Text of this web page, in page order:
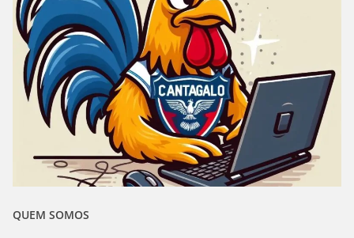
QUEM SOMOS